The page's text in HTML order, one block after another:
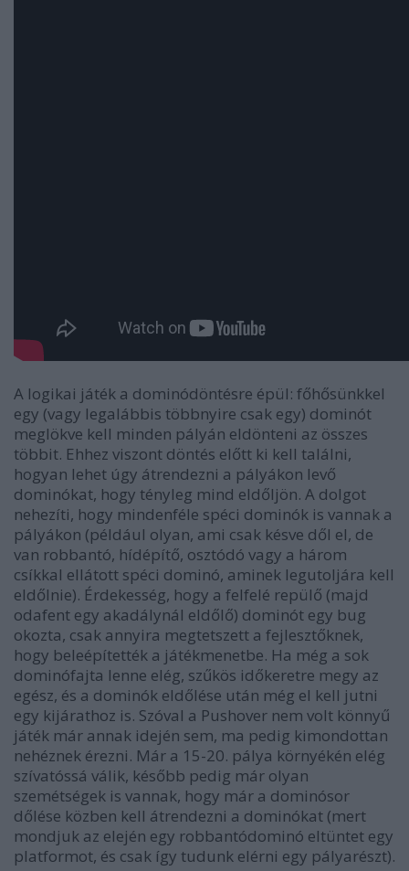
A logikai játék a dominódöntésre épül: főhősünkkel
egy (vagy legalábbis többnyire csak egy) dominót
meglökve kell minden pályán eldönteni az összes
többit. Ehhez viszont döntés előtt ki kell találni,
hogyan lehet úgy átrendezni a pályákon levő
dominókat, hogy tényleg mind eldőljön. A dolgot
nehezíti, hogy mindenféle spéci dominók is vannak a
pályákon (például olyan, ami csak késve dől el, de
van robbantó, hídépítő, osztódó vagy a három
csíkkal ellátott spéci dominó, aminek legutoljára kell
eldőlnie). Érdekesség, hogy a felfelé repülő (majd
odafent egy akadálynál eldőlő) dominót egy bug
okozta, csak annyira megtetszett a fejlesztőknek,
hogy beleépítették a játékmenetbe. Ha még a sok
dominófajta lenne elég, szűkös időkeretre megy az
egész, és a dominók eldőlése után még el kell jutni
egy kijárathoz is. Szóval a Pushover nem volt könnyű
játék már annak idején sem, ma pedig kimondottan
nehéznek érezni. Már a 15-20. pálya környékén elég
szívatóssá válik, később pedig már olyan
szemétségek is vannak, hogy már a dominósor
dőlése közben kell átrendezni a dominókat (mert
mondjuk az elején egy robbantódominó eltüntet egy
platformot, és csak így tudunk elérni egy pályarészt).